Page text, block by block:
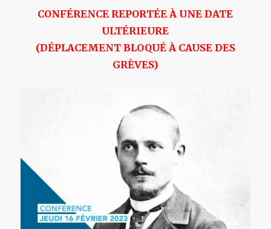
CONFÉRENCE REPORTÉE À UNE DATE
ULTÉRIEURE
(DÉPLACEMENT BLOQUÉ À CAUSE DES
GRÈVES)